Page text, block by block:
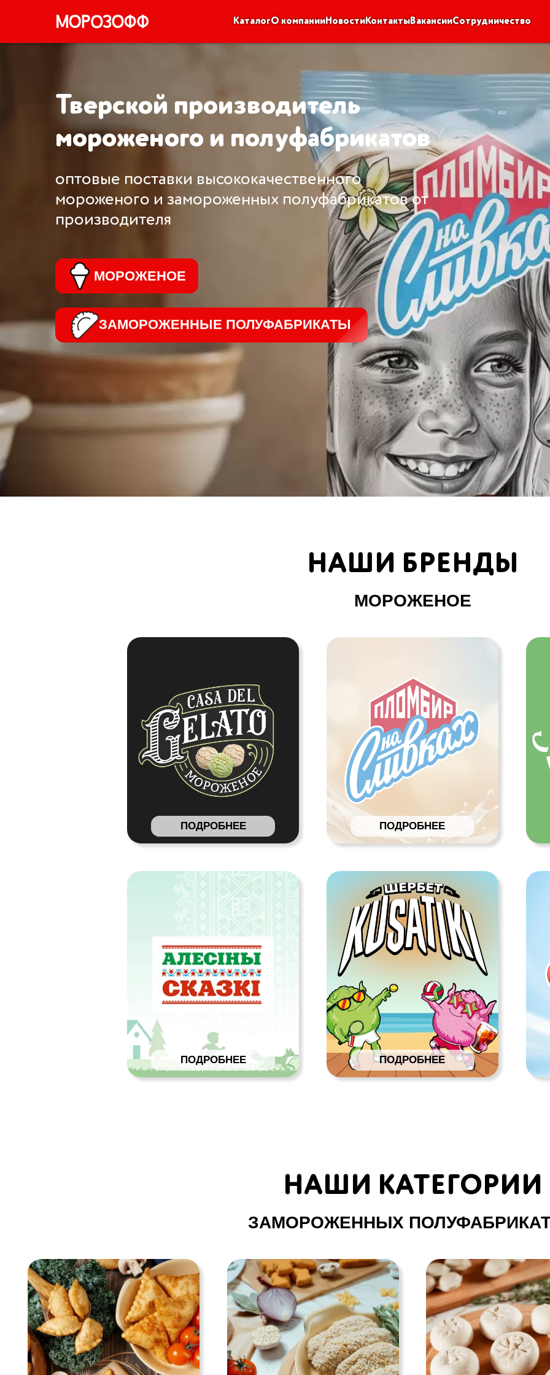
КаталогО компанииНовостиКонтактыВакансииСотрудничество
Тверской производитель
мороженого и полуфабрикатов
оптовые поставки высококачественного
мороженого и замороженных полуфабрикатов от
производителя
ЗАМОРОЖЕННЫЕ ПОЛУФАБРИКАТЫ
НАШИ БРЕНДЫ
ПОДРОБНЕЕ ПОДРОБНЕЕ
ПОДРОБНЕЕ
ПОДРОБНЕЕ
НАШИ КАТЕГОРИИ
ГОТОВАЯ
ПРОДУКЦИЯ
КОТЛЕТНАЯ
ПРОДУКЦИЯ
ПЕЛЬМЕННАЯ
ПРОДУКЦИЯ